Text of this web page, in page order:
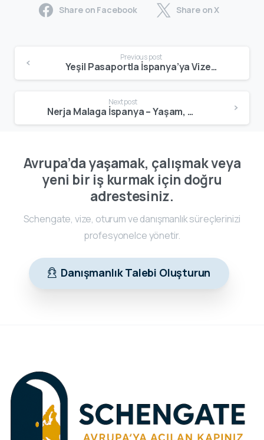
Share on Facebook Share on X
Previous post
Yeşil Pasaportla İspanya’ya Vizesiz Gidilir mi? Güncel Kurallar (2026)
Next post
Nerja Malaga İspanya – Yaşam, Tatil ve Yatırım Rehberi
Avrupa’da yaşamak, çalışmak veya
yeni bir iş kurmak için doğru
adrestesiniz.
Schengate, vize, oturum ve danışmanlık süreçlerinizi
profesyonelce yönetir.
Danışmanlık Talebi Oluşturun